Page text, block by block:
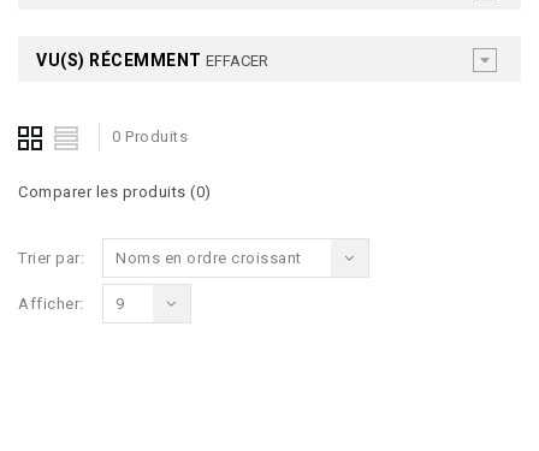
VU(S) RÉCEMMENT EFFACER
0 Produits
Comparer les produits (0)
Trier par: Noms en ordre croissant
Afficher: 9